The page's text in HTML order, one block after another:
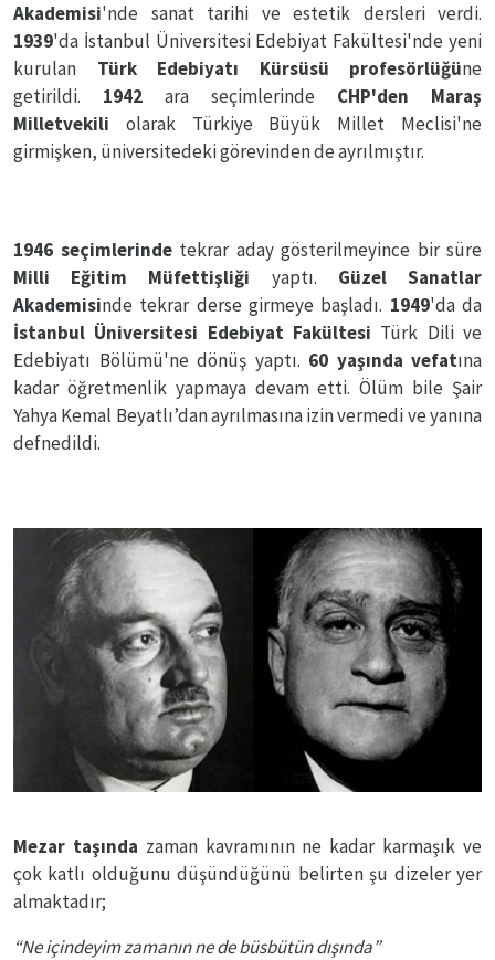
Akademisi'nde sanat tarihi ve estetik dersleri verdi.
1939'da İstanbul Üniversitesi Edebiyat Fakültesi'nde yeni
kurulan Türk Edebiyatı Kürsüsü profesörlüğüne
getirildi. 1942 ara seçimlerinde CHP'den Maraş
Milletvekili olarak Türkiye Büyük Millet Meclisi'ne
girmişken, üniversitedeki görevinden de ayrılmıştır.
1946 seçimlerindetekrar aday gösterilmeyince bir süre
Milli Eğitim Müfettişliği yaptı. Güzel Sanatlar
Akademisinde tekrar derse girmeye başladı. 1949'da da
İstanbul Üniversitesi Edebiyat Fakültesi Türk Dili ve
Edebiyatı Bölümü'ne dönüş yaptı. 60 yaşında vefatına
kadar öğretmenlik yapmaya devam etti. Ölüm bile Şair
Yahya Kemal Beyatlı’dan ayrılmasına izin vermedi ve yanına
defnedildi.
Mezar taşında zaman kavramının ne kadar karmaşık ve
çok katlı olduğunu düşündüğünü belirten şu dizeler yer
almaktadır;
“Ne içindeyim zamanın ne de büsbütün dışında”